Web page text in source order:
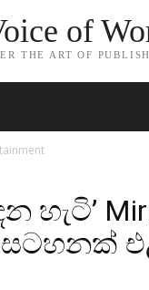
of
THE ART OF
හැටි’